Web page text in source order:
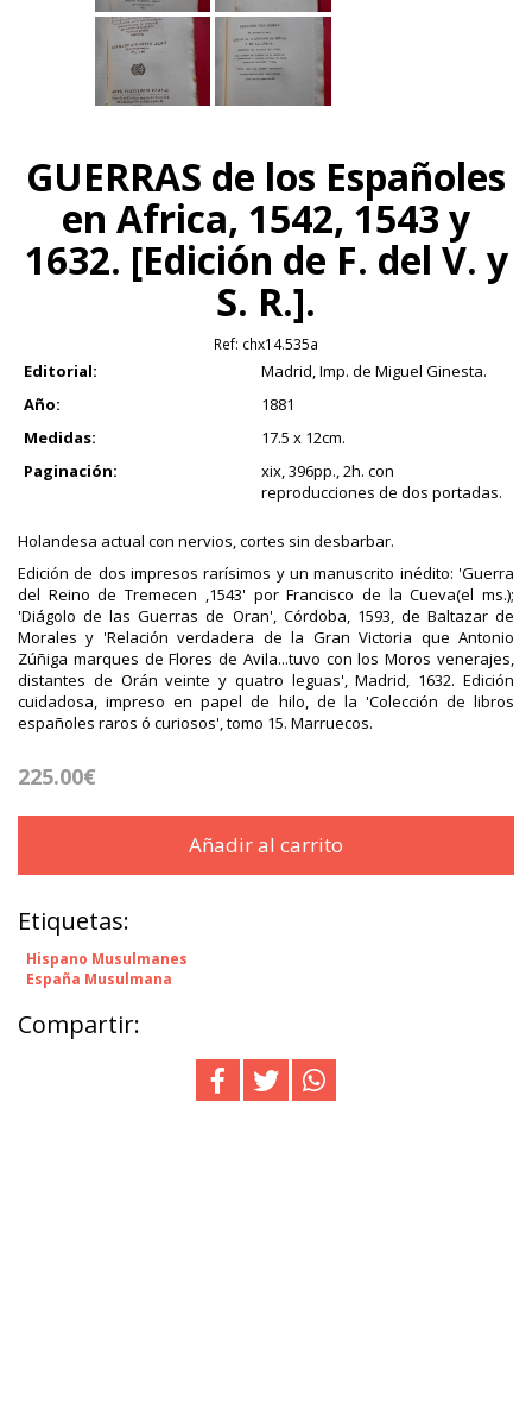
GUERRAS de los Españoles
en Africa, 1542, 1543 y
1632. [Edición de F. del V. y
S. R.].
Ref: chx14.535a
Editorial:
Madrid, Imp. de Miguel Ginesta.
Año:
1881
Medidas:
17.5 x 12cm.
Paginación:
xix, 396pp., 2h. con
reproducciones de dos portadas.
Holandesa actual con nervios, cortes sin desbarbar.
Edición de dos impresos rarísimos y un manuscrito inédito: 'Guerra
del Reino de Tremecen ,1543' por Francisco de la Cueva(el ms.);
'Diágolo de las Guerras de Oran', Córdoba, 1593, de Baltazar de
Morales y 'Relación verdadera de la Gran Victoria que Antonio
Zúñiga marques de Flores de Avila...tuvo con los Moros venerajes,
distantes de Orán veinte y quatro leguas', Madrid, 1632. Edición
cuidadosa, impreso en papel de hilo, de la 'Colección de libros
españoles raros ó curiosos', tomo 15. Marruecos.
225.00€
Añadir al carrito
Etiquetas:
Hispano Musulmanes
España Musulmana
Compartir: